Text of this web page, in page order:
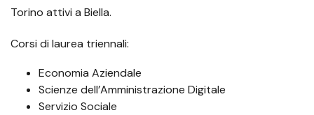
Torino attivi a Biella.
Corsi di laurea triennali:
Economia Aziendale
Scienze dell’Amministrazione Digitale
Servizio Sociale